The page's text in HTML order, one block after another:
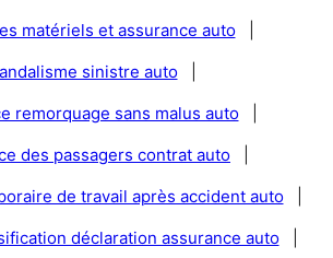
matériels et assurance auto
sinistre auto
remorquage sans malus auto
des passagers contrat auto
de travail après accident auto
déclaration assurance auto